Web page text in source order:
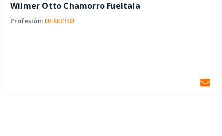
Wilmer Otto Chamorro Fueltala
Profesión: DERECHO